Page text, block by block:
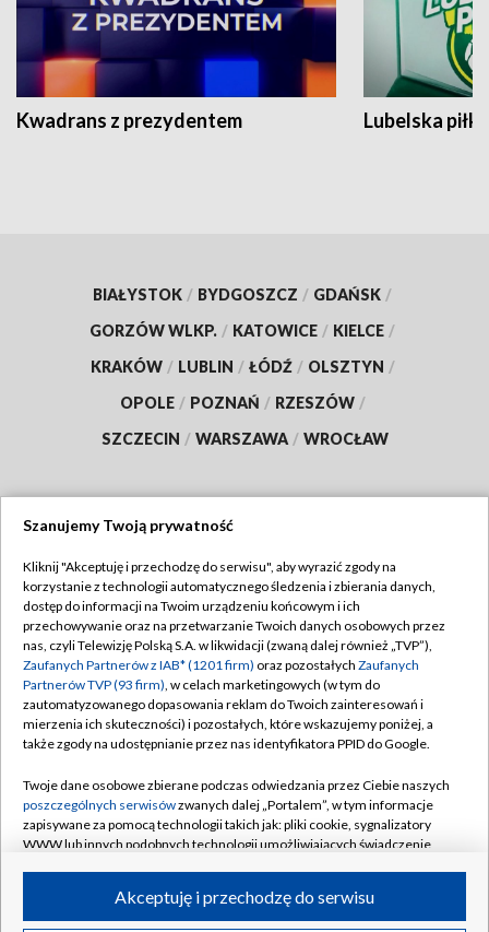
Kwadrans z prezydentem Lubelska piłka
BIAŁYSTOK / BYDGOSZCZ / GDAŃSK /
GORZÓW WLKP. / KATOWICE / KIELCE /
KRAKÓW / LUBLIN / ŁÓDŹ / OLSZTYN /
OPOLE / POZNAŃ / RZESZÓW /
SZCZECIN / WARSZAWA / WROCŁAW
TVP
Abonament TVP
Emisja w TVP
Centrum informacji TVP
Naziemna Telewizja Cyfrowa
Rada Programowa
System NOS
Informacje o nadawcy
Program dla prasy
Regulamin TVP
Polityka prywatności
Moje zgody
Pomoc
Kontakt
Kanały
Szanujemy Twoją prywatność
Kliknij "Akceptuję i przechodzę do serwisu", aby wyrazić zgody na
korzystanie z technologii automatycznego śledzenia i zbierania danych,
dostęp do informacji na Twoim urządzeniu końcowym i ich
przechowywanie oraz na przetwarzanie Twoich danych osobowych przez
nas, czyli Telewizję Polską S.A. w likwidacji (zwaną dalej również „TVP”),
Zaufanych Partnerów z IAB* (1201 firm) oraz pozostałych Zaufanych
Partnerów TVP (93 firm), w celach marketingowych (w tym do
zautomatyzowanego dopasowania reklam do Twoich zainteresowań i
mierzenia ich skuteczności) i pozostałych, które wskazujemy poniżej, a
także zgody na udostępnianie przez nas identyfikatora PPID do Google.
Twoje dane osobowe zbierane podczas odwiedzania przez Ciebie naszych
poszczególnych serwisówzwanych dalej „Portalem”, w tym informacje
zapisywane za pomocą technologii takich jak: pliki cookie, sygnalizatory
WWW lub innych podobnych technologii umożliwiających świadczenie
ruchu w Internecie.Akceptuję i przechodzę do serwisu